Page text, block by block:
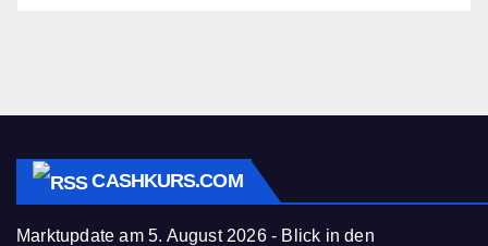
CASHKURS.COM
Marktupdate am 5. August 2026 - Blick in den